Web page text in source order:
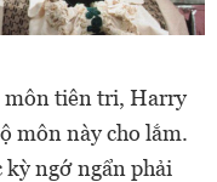
môn tiên tri, Harry
môn này cho lắm.
kỳ ngớ ngẩn phải